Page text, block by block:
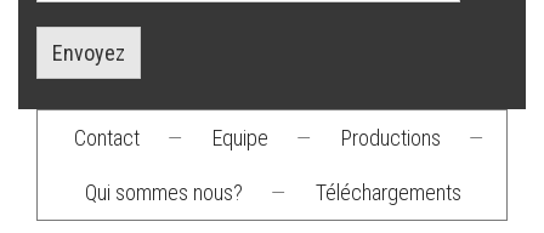
Envoyez
Footer
menu
Contact — Equipe — Productions —
Qui sommes nous? — Téléchargements